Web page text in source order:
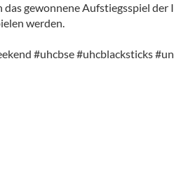
das gewonnene Aufstiegsspiel
werden.
#uhcbse #uhcblacksticks